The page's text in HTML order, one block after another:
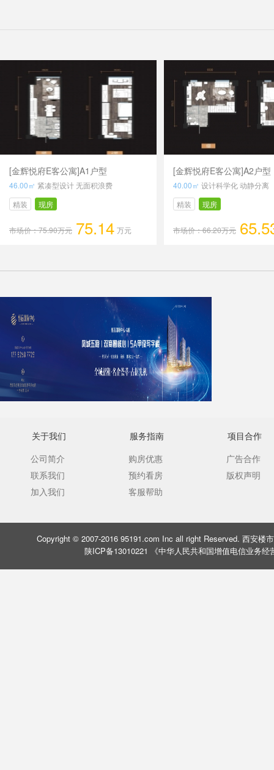
[金辉悦府E客公寓]A1户型
46.00㎡ 紧凑型设计 无面积浪费
精装
现房
市场价：75.90万元 75.14 万元
[金辉悦府E客公寓]A2户型
40.00㎡ 设计科学化 动静分离
精装
现房
市场价：66.20万元
关于我们
公司简介
联系我们
加入我们
服务指南
购房优惠
预约看房
客服帮助
项目合作
广告合作
版权声明
Copyright © 2007-2016 95191.com Inc all right Reserved. 西安楼
陕ICP备13010221 《中华人民共和国增值电信业务经